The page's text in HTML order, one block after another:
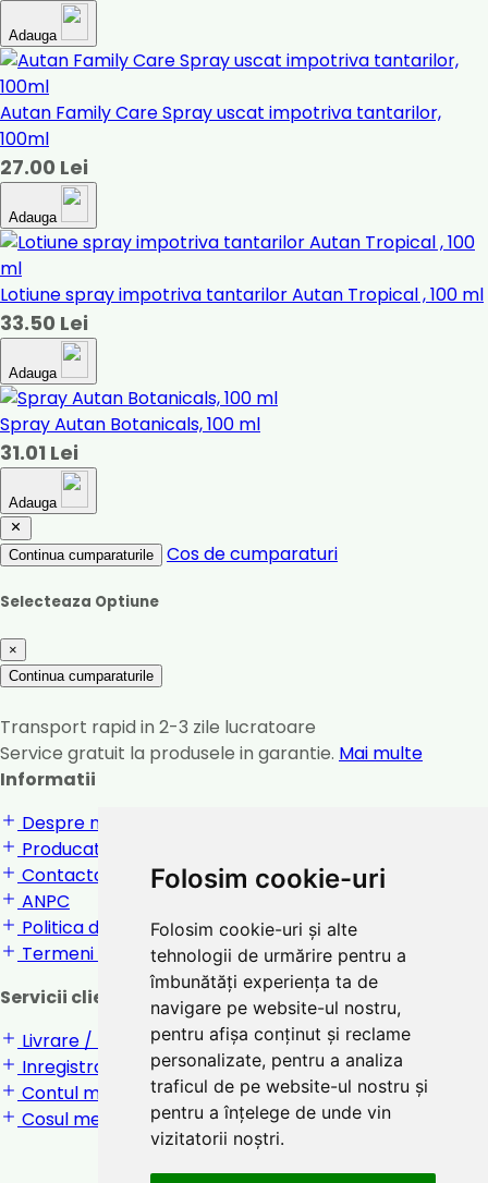
Folosim cookie-uri
Folosim cookie-uri și alte
tehnologii de urmărire pentru a
îmbunătăți experiența ta de
navigare pe website-ul nostru,
pentru afișa conținut și reclame
personalizate, pentru a analiza
traficul de pe website-ul nostru și
pentru a înțelege de unde vin
vizitatorii noștri.
Adauga
Autan Family Care Spray uscat impotriva tantarilor,
100ml
27.00 Lei
Adauga
Lotiune spray impotriva tantarilor Autan Tropical , 100 ml
33.50 Lei
Adauga
Spray Autan Botanicals, 100 ml
31.01 Lei
Adauga
Continua cumparaturile Cos de cumparaturi
Selecteaza Optiune
×
Continua cumparaturile
Transport rapid in 2-3 zile lucratoare
Service gratuit la produsele in garantie. Mai multe
Informatii
Despre noi
Producatori
Contactati-ne
ANPC
Politica de confidentialitate
Termeni si conditii
Servicii clienti
Livrare / returnare
Inregistrare / Login
Contul meu
Cosul meu